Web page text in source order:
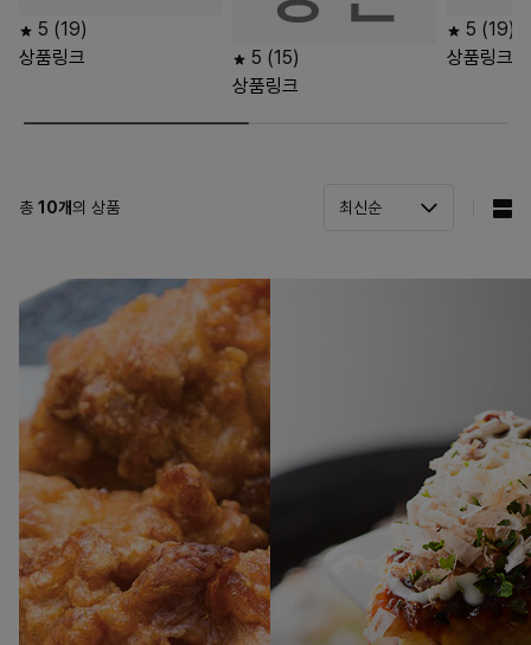
5 (19)
상품링크
5 (15)
상품링크
5 (19)
상품링크
총 10개의 상품